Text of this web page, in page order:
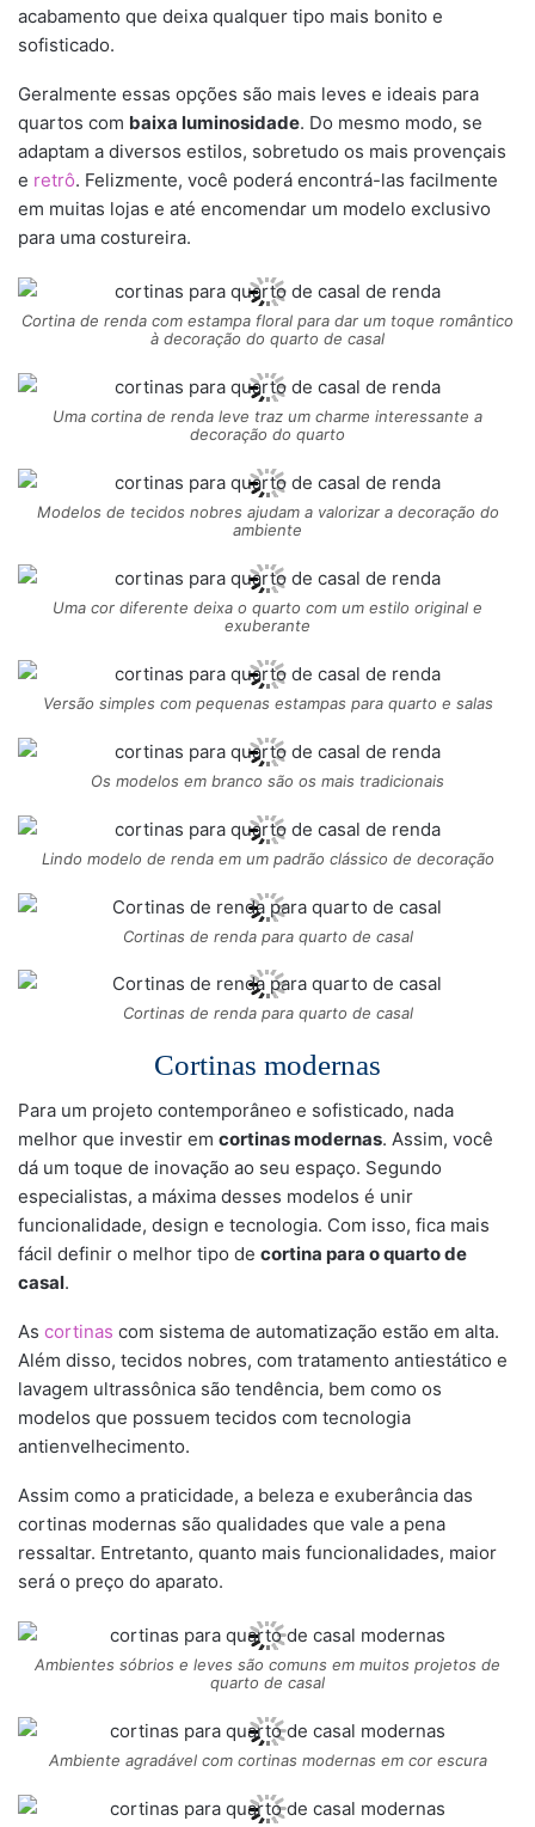
acabamento que deixa qualquer tipo mais bonito e
sofisticado.
Geralmente essas opções são mais leves e ideais para
quartos com baixa luminosidade. Do mesmo modo, se
adaptam a diversos estilos, sobretudo os mais provençais
e retrô. Felizmente, você poderá encontrá-las facilmente
em muitas lojas e até encomendar um modelo exclusivo
para uma costureira.
Cortina de renda com estampa floral para dar um toque romântico
à decoração do quarto de casal
Uma cortina de renda leve traz um charme interessante a
decoração do quarto
Modelos de tecidos nobres ajudam a valorizar a decoração do
ambiente
Uma cor diferente deixa o quarto com um estilo original e
exuberante
Versão simples com pequenas estampas para quarto e salas
Os modelos em branco são os mais tradicionais
Lindo modelo de renda em um padrão clássico de decoração
Cortinas de renda para quarto de casal
Cortinas de renda para quarto de casal
Cortinas modernas
Para um projeto contemporâneo e sofisticado, nada
melhor que investir em cortinas modernas. Assim, você
dá um toque de inovação ao seu espaço. Segundo
especialistas, a máxima desses modelos é unir
funcionalidade, design e tecnologia. Com isso, fica mais
fácil definir o melhor tipo de cortina para o quarto de
casal.
As cortinas com sistema de automatização estão em alta.
Além disso, tecidos nobres, com tratamento antiestático e
lavagem ultrassônica são tendência, bem como os
modelos que possuem tecidos com tecnologia
antienvelhecimento.
Assim como a praticidade, a beleza e exuberância das
cortinas modernas são qualidades que vale a pena
ressaltar. Entretanto, quanto mais funcionalidades, maior
será o preço do aparato.
Ambientes sóbrios e leves são comuns em muitos projetos de
quarto de casal
Ambiente agradável com cortinas modernas em cor escura